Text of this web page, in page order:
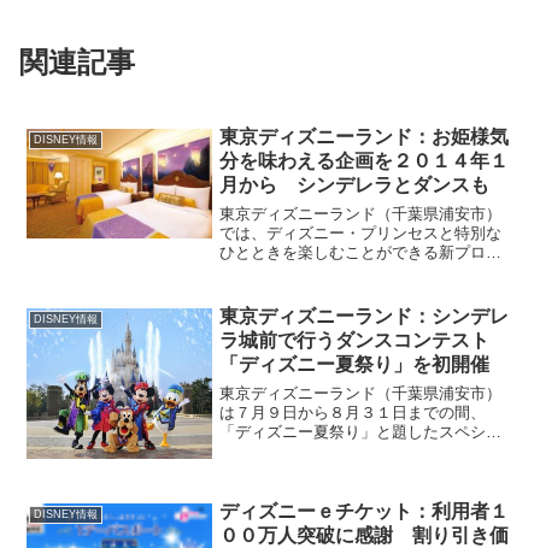
関連記事
DISNEY情報
東京ディズニーランド：お姫様気
分を味わえる企画を２０１４年１
月から シンデレラとダンスも
東京ディズニーランド（千葉県浦安市）
では、ディズニー・プリンセスと特別な
ひとときを楽しむことができる新プログ
１月１４日から３月２０日まで行う。３
歳から小学６年生までの...
DISNEY情報
東京ディズニーランド：シンデレ
ラ城前で行うダンスコンテスト
「ディズニー夏祭り」を初開催
東京ディズニーランド（千葉県浦安市）
は７月９日から８月３１日までの間、
「ディズニー夏祭り」と題したスペシャ
によるダンスコンテスト「爽...
DISNEY情報
ディズニーｅチケット：利用者１
００万人突破に感謝 割り引き価